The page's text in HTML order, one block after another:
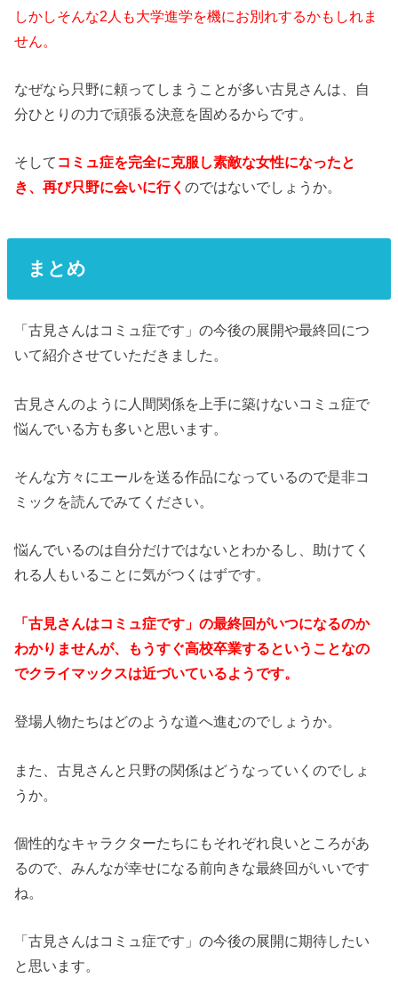
しかしそんな2人も大学進学を機にお別れするかもしれま
せん。
なぜなら只野に頼ってしまうことが多い古見さんは、自
分ひとりの力で頑張る決意を固めるからです。
そして コミュ症を完全に克服し素敵な女性になったと
き、再び只野に会いに行くのではないでしょうか。
まとめ
「古見さんはコミュ症です」の今後の展開や最終回につ
いて紹介させていただきました。
古見さんのように人間関係を上手に築けないコミュ症で
悩んでいる方も多いと思います。
そんな方々にエールを送る作品になっているので是非コ
ミックを読んでみてください。
悩んでいるのは自分だけではないとわかるし、助けてく
れる人もいることに気がつくはずです。
「古見さんはコミュ症です」の最終回がいつになるのか
わかりませんが、もうすぐ高校卒業するということなの
でクライマックスは近づいているようです。
登場人物たちはどのような道へ進むのでしょうか。
また、古見さんと只野の関係はどうなっていくのでしょ
うか。
個性的なキャラクターたちにもそれぞれ良いところがあ
るので、みんなが幸せになる前向きな最終回がいいです
ね。
「古見さんはコミュ症です」の今後の展開に期待したい
と思います。